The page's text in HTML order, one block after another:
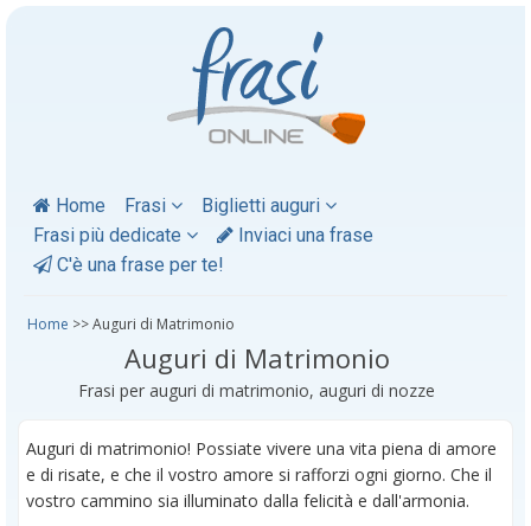
Home Frasi
Biglietti auguri
Frasi più dedicate
Inviaci una frase
C'è una frase per te!
Home >> Auguri di Matrimonio
Auguri di Matrimonio
Frasi per auguri di matrimonio, auguri di nozze
Auguri di matrimonio! Possiate vivere una vita piena di amore
e di risate, e che il vostro amore si rafforzi ogni giorno. Che il
vostro cammino sia illuminato dalla felicità e dall'armonia.